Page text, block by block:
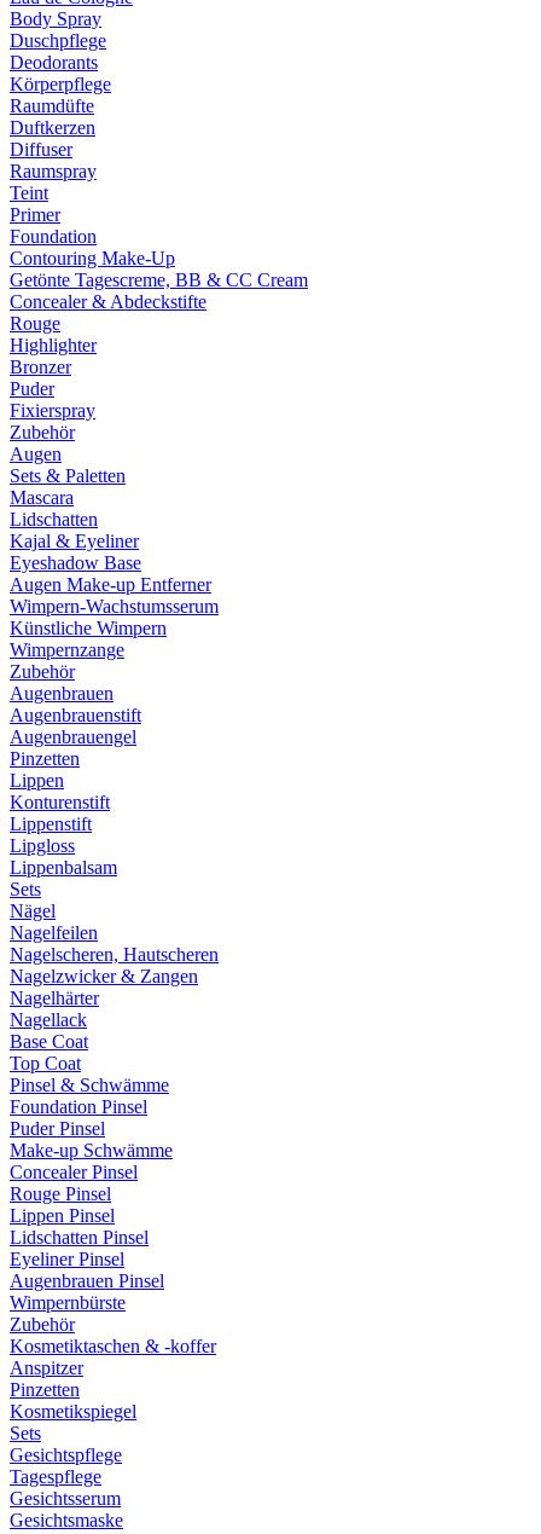
Body Spray
Duschpflege
Deodorants
Körperpflege
Raumdüfte
Duftkerzen
Diffuser
Raumspray
Teint
Primer
Foundation
Contouring Make-Up
Getönte Tagescreme, BB & CC Cream
Concealer & Abdeckstifte
Rouge
Highlighter
Bronzer
Puder
Fixierspray
Zubehör
Augen
Sets & Paletten
Mascara
Lidschatten
Kajal & Eyeliner
Eyeshadow Base
Augen Make-up Entferner
Wimpern-Wachstumsserum
Künstliche Wimpern
Wimpernzange
Zubehör
Augenbrauen
Augenbrauenstift
Augenbrauengel
Pinzetten
Lippen
Konturenstift
Lippenstift
Lipgloss
Lippenbalsam
Sets
Nägel
Nagelfeilen
Nagelscheren, Hautscheren
Nagelzwicker & Zangen
Nagelhärter
Nagellack
Base Coat
Top Coat
Pinsel & Schwämme
Foundation Pinsel
Puder Pinsel
Make-up Schwämme
Concealer Pinsel
Rouge Pinsel
Lippen Pinsel
Lidschatten Pinsel
Eyeliner Pinsel
Augenbrauen Pinsel
Wimpernbürste
Zubehör
Kosmetiktaschen & -koffer
Anspitzer
Pinzetten
Kosmetikspiegel
Sets
Gesichtspflege
Tagespflege
Gesichtsserum
Gesichtsmaske